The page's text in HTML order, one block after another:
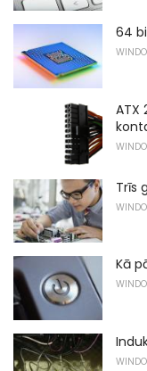
64
ATX
Trīs
Kā